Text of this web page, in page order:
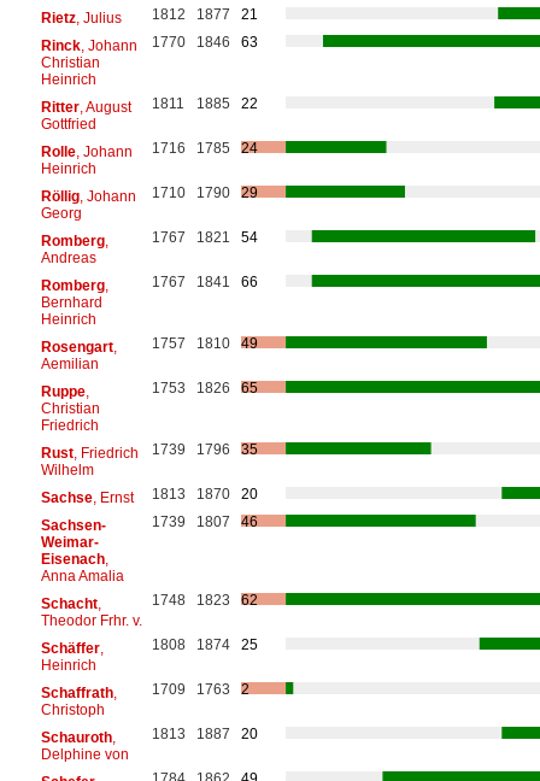
Rietz, Julius 1812 1877
21
Rinck, Johann
Christian
Heinrich
1770 1846 63
Ritter, August
Gottfried
1811 1885 22
Rolle, Johann
Heinrich
1716 1785 24
Röllig, Johann
Georg
1710 1790 29
Romberg,
Andreas
1767 1821 54
Romberg,
Bernhard
Heinrich
1767 1841 66
Rosengart,
Aemilian
1757 1810 49
Ruppe,
Christian
Friedrich
1753 1826 65
Rust, Friedrich
Wilhelm
1739 1796 35
Sachse, Ernst 1813 1870
20
Sachsen-
Weimar-
Eisenach,
Anna Amalia
1739 1807 46
Schacht,
Theodor Frhr. v.
1748 1823 62
Schäffer,
Heinrich
1808 1874 25
Schaffrath,
Christoph
1709 1763 2
Schauroth,
Delphine von
1813 1887 20